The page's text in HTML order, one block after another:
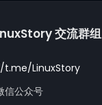
交流群组
LinuxStory
信公众号